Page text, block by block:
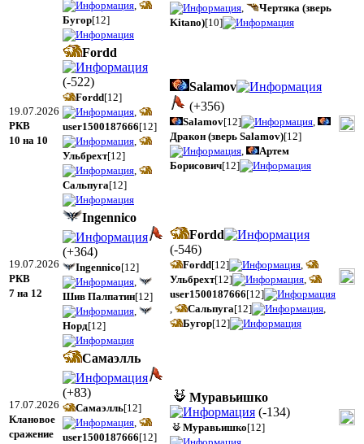
Бугор[12]
Чертяка (зверь
Kitano)[10]
19.07.2026
РКВ
10 на 10
Fordd
(-522)
Fordd[12]
user1500187666[12]
Ульбрехт[12]
Сальпуга[12]
Salamov
(+356)
Salamov[12]
Дракон (зверь Salamov)[12]
Артем
Борисович[12]
19.07.2026
РКВ
7 на 12
Ingennico
(+364)
Ingennico[12]
Шив Палпатин[12]
Норд[12]
Fordd
(-546)
Fordd[12]
Ульбрехт[12]
user1500187666[12]
Сальпуга[12]
Бугор[12]
17.07.2026
Клановое
сражение
Самаэлль
(+83)
Самаэлль[12]
user1500187666[12]
Муравьишко
(-134)
Муравьишко[12]